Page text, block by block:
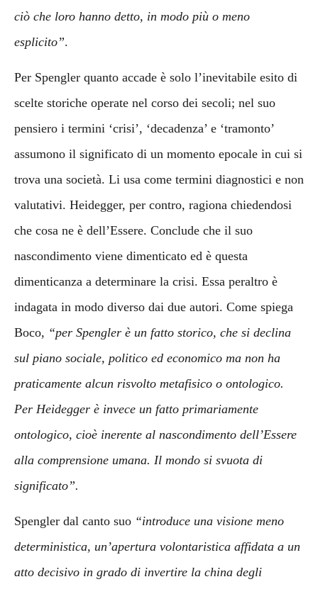
ciò che loro hanno detto, in modo più o meno
esplicito”.
Per Spengler quanto accade è solo l’inevitabile esito di
scelte storiche operate nel corso dei secoli; nel suo
pensiero i termini ‘crisi’, ‘decadenza’ e ‘tramonto’
assumono il significato di un momento epocale in cui si
trova una società. Li usa come termini diagnostici e non
valutativi. Heidegger, per contro, ragiona chiedendosi
che cosa ne è dell’Essere. Conclude che il suo
nascondimento viene dimenticato ed è questa
dimenticanza a determinare la crisi. Essa peraltro è
indagata in modo diverso dai due autori. Come spiega
Boco, “per Spengler è un fatto storico, che si declina
sul piano sociale, politico ed economico ma non ha
praticamente alcun risvolto metafisico o ontologico.
Per Heidegger è invece un fatto primariamente
ontologico, cioè inerente al nascondimento dell’Essere
alla comprensione umana. Il mondo si svuota di
significato”.
Spengler dal canto suo “introduce una visione meno
deterministica, un’apertura volontaristica affidata a un
atto decisivo in grado di invertire la china degli